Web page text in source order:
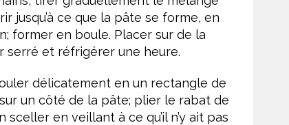
jusqu’à ce que la pâte se forme, en
former en boule. Placer sur de la
serré et réfrigérer une heure.
délicatement en un rectangle de
un côté de la pâte; plier le rabat de
en veillant à ce qu’il n’y ait pas